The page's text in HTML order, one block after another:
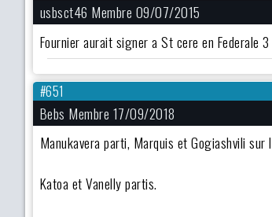
usbsct46 Membre 09/07/2015
Fournier aurait signer a St cere en Federale
#651
Bebs Membre 17/09/2018
Manukavera parti, Marquis et Gogiashvili sur
Katoa et Vanelly partis.